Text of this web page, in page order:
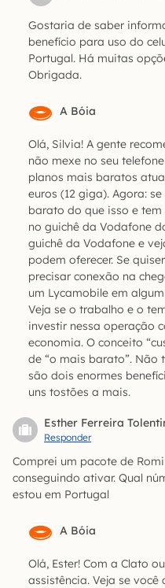
Gostaria de saber
benefício para uso do
Portugal. Há muitas
Obrigada.
A Bóia
Olá, Silvia! A gente
não mexe no seu
planos mais baratos
euros (12 giga). Agora:
barato do que isso e
no guichê da Vodafone
guichê da Vodafone e
podem oferecer. Se
precisar conexão na
um Lycamobile em
Veja se o trabalho e o
investir nessa operação
economia. O conceito
de “o mais barato”. Não
são dois enormes
uns tostões a mais.
Esther Ferreira
Responder
Comprei um pacote de
conseguindo ativar. Qual
estou em Portugal
A Bóia
Olá, Ester! Com a Clato
assistência. Veja se